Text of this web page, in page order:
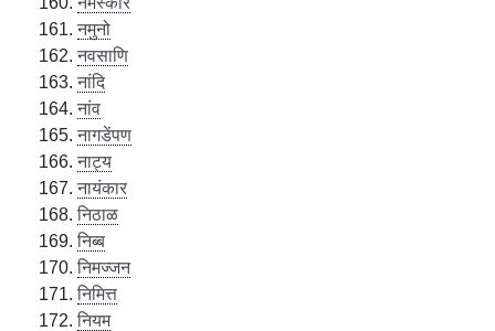
नमुनो
नवसाणि
नांदि
नांव
नागडेंपण
नाट्य
नायंकार
निठाळ
निब्ब
निमज्जन
निमित्त
नियम